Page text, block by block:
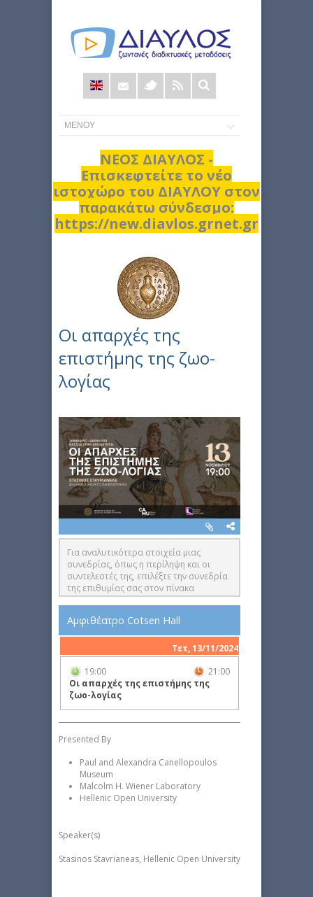
Φόρμα
αναζήτησης
ΝΕΟΣ ΔΙΑΥΛΟΣ -
Επισκεφτείτε το νέο
ιστοχώρο του ΔΙΑΥΛΟΥ στον
παρακάτω σύνδεσμο:
https://new.diavlos.grnet.gr
Οι απαρχές της
επιστήμης της ζωο-
λογίας
Για αναλυτικότερα στοιχεία μιας
συνεδρίας, όπως η περίληψη και οι
συντελεστές της, επιλέξτε την συνεδρία
της επιθυμίας σας στον πίνακα
συνεδριών στα δεξιά της ιστοσελίδας
Αμφιθέατρο Cotsen Hall
Τετ, 13/11/2024
19:00
21:00
Οι απαρχές της επιστήμης της
ζωο-λογίας
Presented By
Paul and Alexandra Canellopoulos
Museum
Malcolm H. Wiener Laboratory
Hellenic Open University
Speaker(s)
Stasinos Stavrianeas, Hellenic Open University